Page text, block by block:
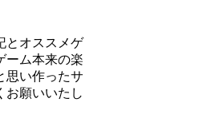
とオススメゲ
ーム本来の楽
思い作ったサ
お願いいたし